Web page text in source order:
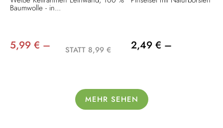
Baumwolle - in...
5,99 € – STATT 8,99 € 2,49 € –
MEHR SEHEN